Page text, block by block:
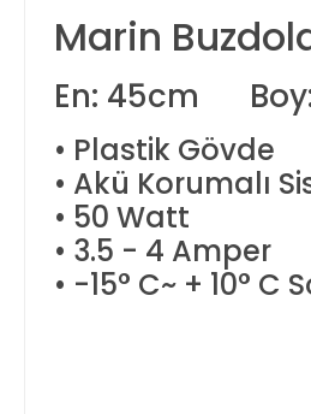
Marin
En: 45cm
• Plastik Gövde
• Akü Korumalı
• 50 Watt
• 3.5 - 4 Amper
• -15° C~ + 10°